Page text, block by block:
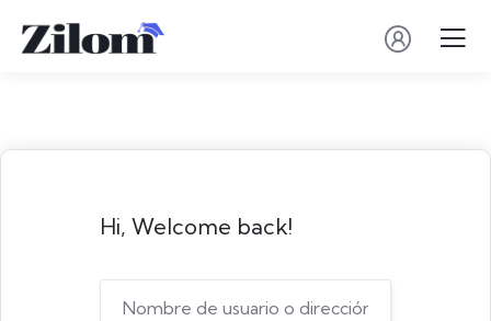
Hi, Welcome back!